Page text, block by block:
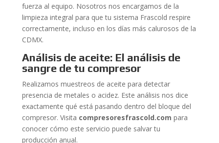
fuerza al equipo. Nosotros nos encargamos de la
limpieza integral para que tu sistema Frascold respire
correctamente, incluso en los días más calurosos de la
CDMX.
Análisis de aceite: El análisis de
sangre de tu compresor
Realizamos muestreos de aceite para detectar
presencia de metales o acidez. Este análisis nos dice
exactamente qué está pasando dentro del bloque del
compresor. Visita compresoresfrascold.com para
conocer cómo este servicio puede salvar tu
producción anual.